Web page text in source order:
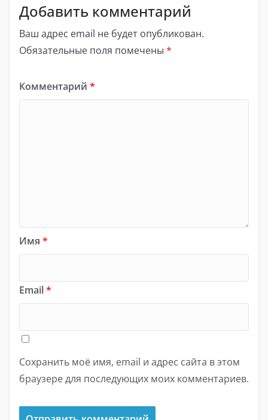
Добавить комментарий
Ваш адрес email не будет опубликован.
Обязательные поля помечены *
Комментарий *
Имя *
Email*
Сохранить моё имя, email и адрес сайта в этом
браузере для последующих моих комментариев.